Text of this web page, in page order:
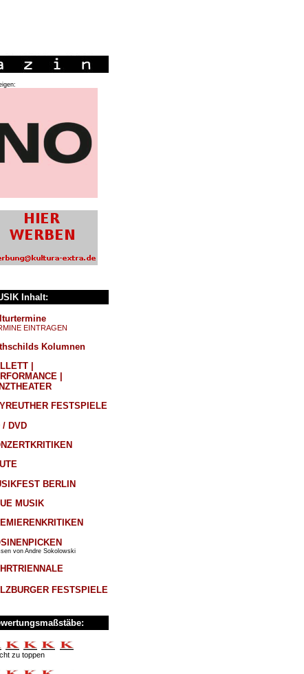
Inhalt:
EINTRAGEN
Kolumnen
|
|
FESTSPIELE
/ DVD
BERLIN
MUSIK
von Andre Sokolowski
FESTSPIELE
zu toppen